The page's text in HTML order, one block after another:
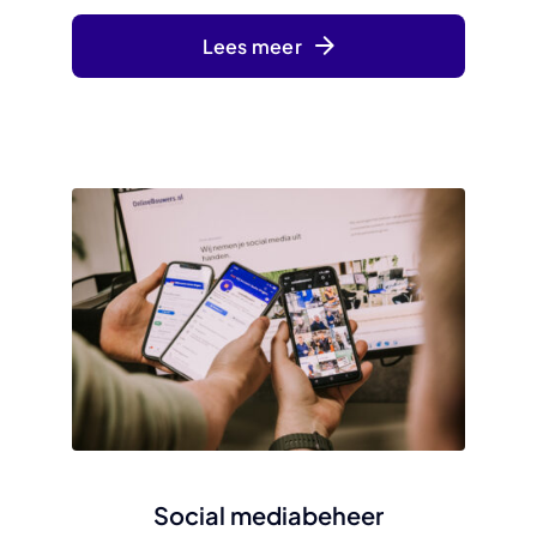
Lees meer
Social mediabeheer